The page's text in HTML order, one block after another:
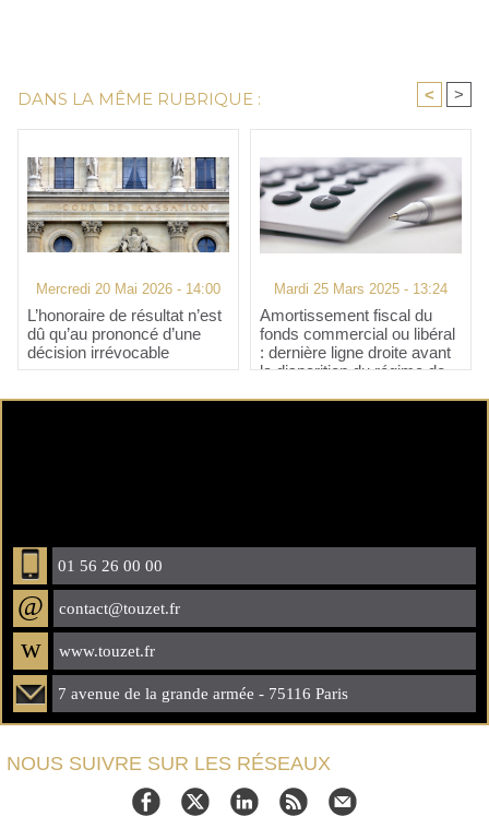
DANS LA MÊME RUBRIQUE : < >
Mercredi 20 Mai 2026 - 14:00
L’honoraire de résultat n’est
dû qu’au prononcé d’une
décision irrévocable
Mardi 25 Mars 2025 - 13:24
Amortissement fiscal du
fonds commercial ou libéral
: dernière ligne droite avant
la disparition du régime de
01 56 26 00 00
@ contact@touzet.fr
w www.touzet.fr
7 avenue de la grande armée - 75116 Paris
NOUS SUIVRE SUR LES RÉSEAUX